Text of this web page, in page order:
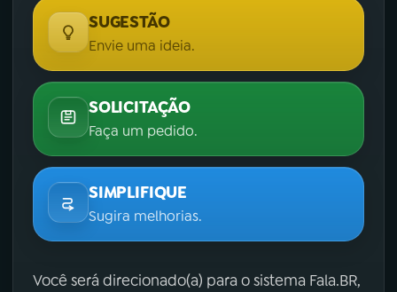
SUGESTÃO
Envie uma ideia.
SOLICITAÇÃO
Faça um pedido.
SIMPLIFIQUE
Sugira melhorias.
Você será direcionado(a) para o sistema Fala.BR,